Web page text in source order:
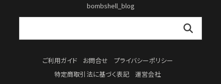
bombshell_blog
ご利用ガイド お問合せ
プライバシーポリシー
特定商取引法に基づく表記
運営会社